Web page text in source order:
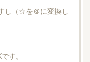
し（☆を＠に変換し
す。